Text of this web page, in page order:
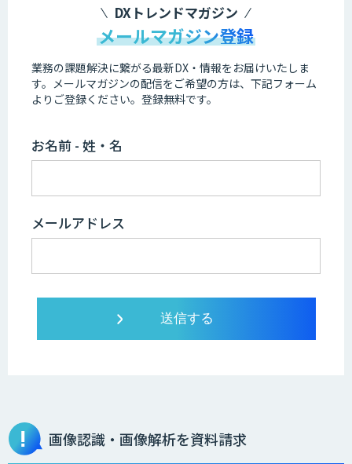
DXトレンドマガジン
メールマガジン登録
業務の課題解決に繋がる最新DX・情報をお届けいたしま
す。 メールマガジンの配信をご希望の方は、下記フォーム
よりご登録ください。登録無料です。
お名前 - 姓・名
メールアドレス
画像認識・画像解析を資料請求